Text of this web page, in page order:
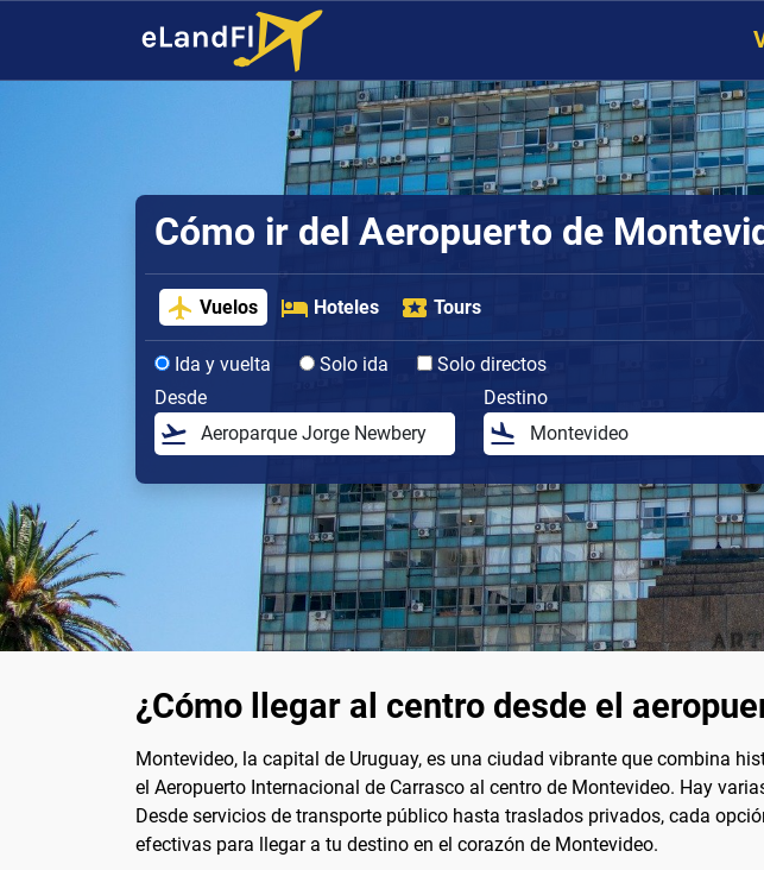
Cómo ir del Aeropuerto de
Vuelos Hoteles Tours
Ida y vuelta Solo ida
Solo directos
Desde
Destino
¿Cómo llegar al centro desde el
Montevideo, la capital de Uruguay, es una ciudad vibrante que combina
el Aeropuerto Internacional de Carrasco al centro de Montevideo. Hay
Desde servicios de transporte público hasta traslados privados, cada
efectivas para llegar a tu destino en el corazón de Montevideo.